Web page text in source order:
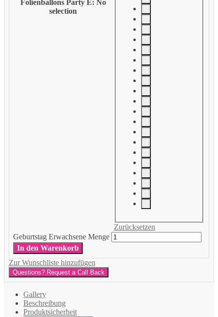
Folienballons Party E: No
selection
Zurücksetzen
Geburtstag Erwachsene Menge
In den Warenkorb
Zur Wunschliste hinzufügen
Questions? Request a Call Back
Gallery
Beschreibung
Produktsicherheit